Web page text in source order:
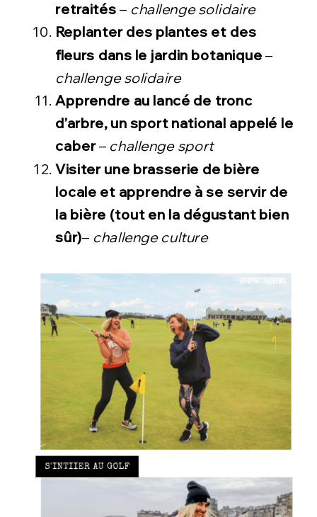
retraités– challenge solidaire
Replanter des plantes et des
fleurs dans le jardin botanique–
challenge solidaire
Apprendre au lancé de tronc
d’arbre, un sport national appelé le
caber– challenge sport
Visiter une brasserie de bière
locale et apprendre à se servir de
la bière (tout en la dégustant bien
sûr)– challenge culture